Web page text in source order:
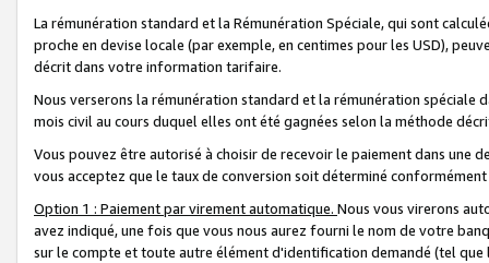
La rémunération standard et la Rémunération Spéciale, qui sont
proche en devise locale (par exemple, en centimes pour les USD),
décrit dans votre information tarifaire.
Nous verserons la rémunération standard et la rémunération spéciale
mois civil au cours duquel elles ont été gagnées selon la méthode
Vous pouvez être autorisé à choisir de recevoir le paiement dans une
vous acceptez que le taux de conversion soit déterminé
Option 1 : Paiement par virement automatique. Nous vous virerons
avez indiqué, une fois que vous nous aurez fourni le nom de votre
sur le compte et toute autre élément d'identification demandé (tel que